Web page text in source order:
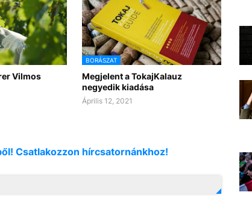
Vilmos
BORÁSZAT
Megjelent a TokajKalauz
negyedik kiadása
Április 12, 2021
Csatlakozzon hírcsatornánkhoz!